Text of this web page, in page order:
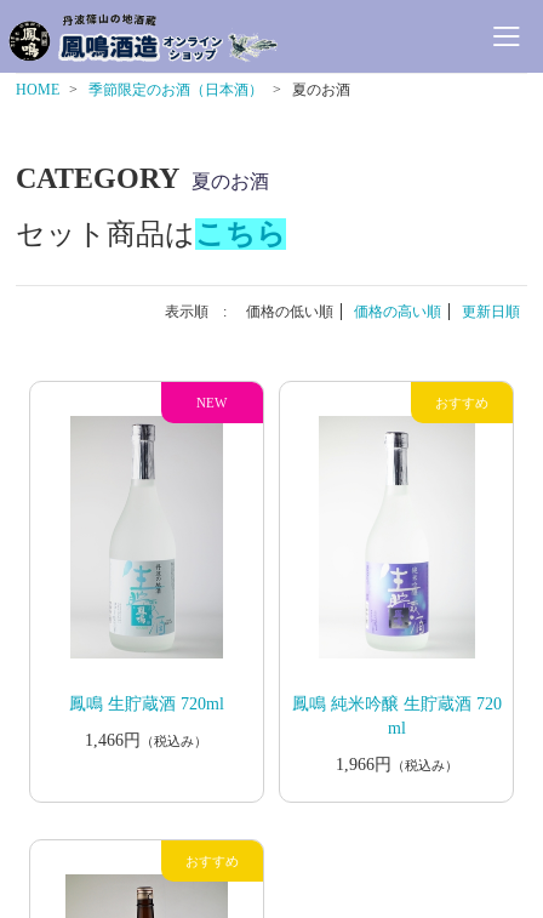
HOME 季節限定のお酒（日本酒） 夏のお酒
CATEGORY 夏のお酒
セット商品は こちら
表示順 : 価格の低い順 価格の高い順 更新日順
鳳鳴 生貯蔵酒 720ml
1,466円
（税込み）
鳳鳴 純米吟醸 生貯蔵酒 720
ml
1,966円
（税込み）